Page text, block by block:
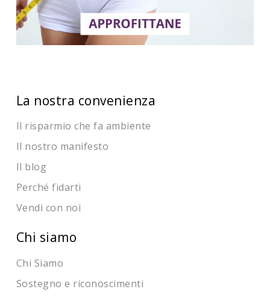
La nostra convenienza
Il risparmio che fa ambiente
Il nostro manifesto
Il blog
Perché fidarti
Vendi con noi
Chi siamo
Chi Siamo
Sostegno e riconoscimenti